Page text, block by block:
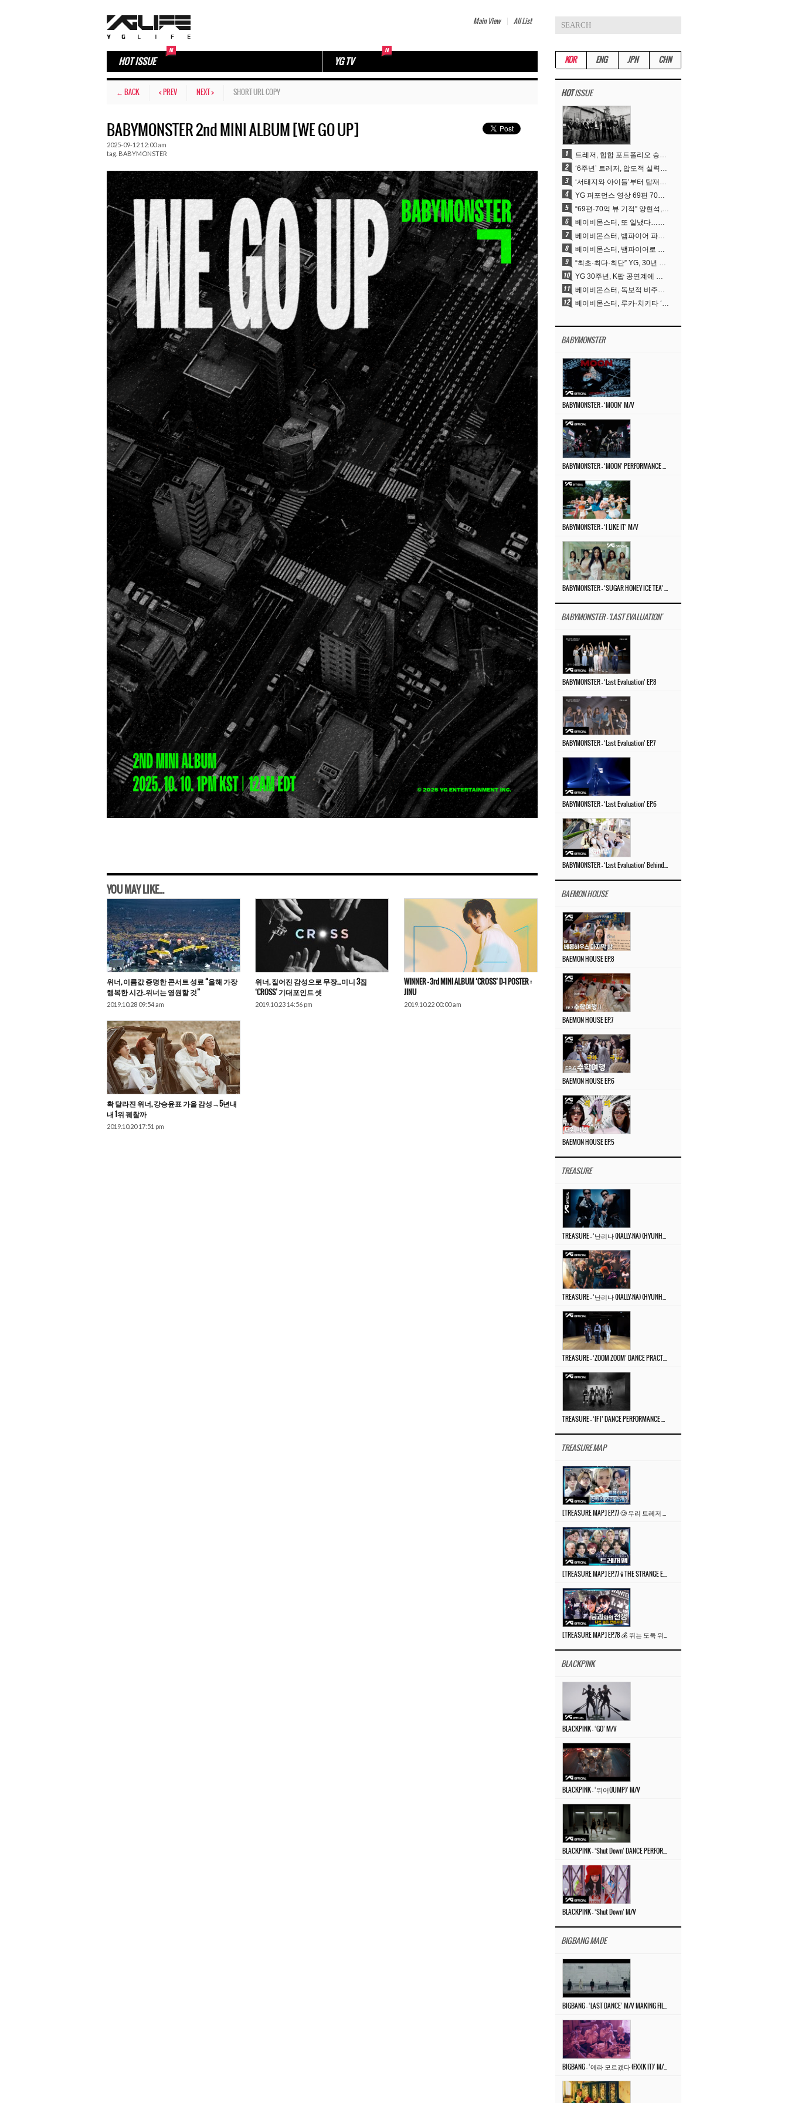
Main View All List
HOT ISSUE YG TV
← BACK < PREV NEXT > SHORT URL COPY
BABYMONSTER 2nd MINI ALBUM [WE GO UP]
2025-09-12 12:00 am
tag. BABYMONSTER
YOU MAY LIKE...
위너, 이름값 증명한 콘서트 성료 “올해 가장
행복한 시간..위너는 영원할 것”
2019.10.28 09:54 am
위너, 짙어진 감성으로 무장…미니 3집
‘CROSS’ 기대포인트 셋
2019.10.23 14:56 pm
WINNER – 3rd MINI ALBUM ‘CROSS’ D-1 POSTER :
JINU
2019.10.22 00:00 am
확 달라진 위너, 강승윤표 가을 감성→5년내
내 1위 꿰찰까
2019.10.20 17:51 pm
KOR ENG JPN CHN
HOTISSUE
트레저, 힙합 포트폴리오 승부수 통했다…데뷔 6주년 새 도약
‘6주년’ 트레저, 압도적 실력으로 증명한 ‘YG의 보물’ 진가
‘서태지와 아이들’부터 탑재한 안무DNA…양현석, YG 퍼포먼스 비디오 70억 뷰 신화의 시작
YG 퍼포먼스 영상 69편 70억뷰…양현석 제작 철학 통했다
“69편·70억 뷰 기적” 양현석, YG 퍼포먼스 비디오 100% 직접 만든 이유
베이비몬스터, 또 일냈다…유튜브 월드와이드 1위
베이비몬스터, 뱀파이어 파격 변신..유튜브 트렌딩 1위 직행
베이비몬스터, 뱀파이어로 변신…‘MOON’으로 찍은 3개월 프로젝트
“최초·최다·최단” YG, 30년 뚝심이 빚어낸 K팝 투어의 새 지평
YG 30주년, K팝 공연계에 어떤 것을 남겼나
베이비몬스터, 독보적 비주얼과 압도적 소화력..’MOON’
베이비몬스터, 루카·치키타 ‘문’ 비주얼 공개…절제된 카리스마·유니크 비주얼
BABYMONSTER
BABYMONSTER – ‘MOON’ M/V
BABYMONSTER – ‘I LIKE IT’ M/V
BABYMONSTER - 'LAST EVALUATION'
BABYMONSTER – ‘Last Evaluation’ EP.8
BABYMONSTER – ‘Last Evaluation’ EP.7
BABYMONSTER – ‘Last Evaluation’ EP.6
BAEMON HOUSE
BAEMON HOUSE EP.8
BAEMON HOUSE EP.7
BAEMON HOUSE EP.6
BAEMON HOUSE EP.5
TREASURE
TREASURE MAP
BLACKPINK
BLACKPINK – ‘GO’ M/V
BLACKPINK – ‘뛰어(JUMP)’ M/V
BLACKPINK – ‘Shut Down’ M/V
BIGBANG MADE